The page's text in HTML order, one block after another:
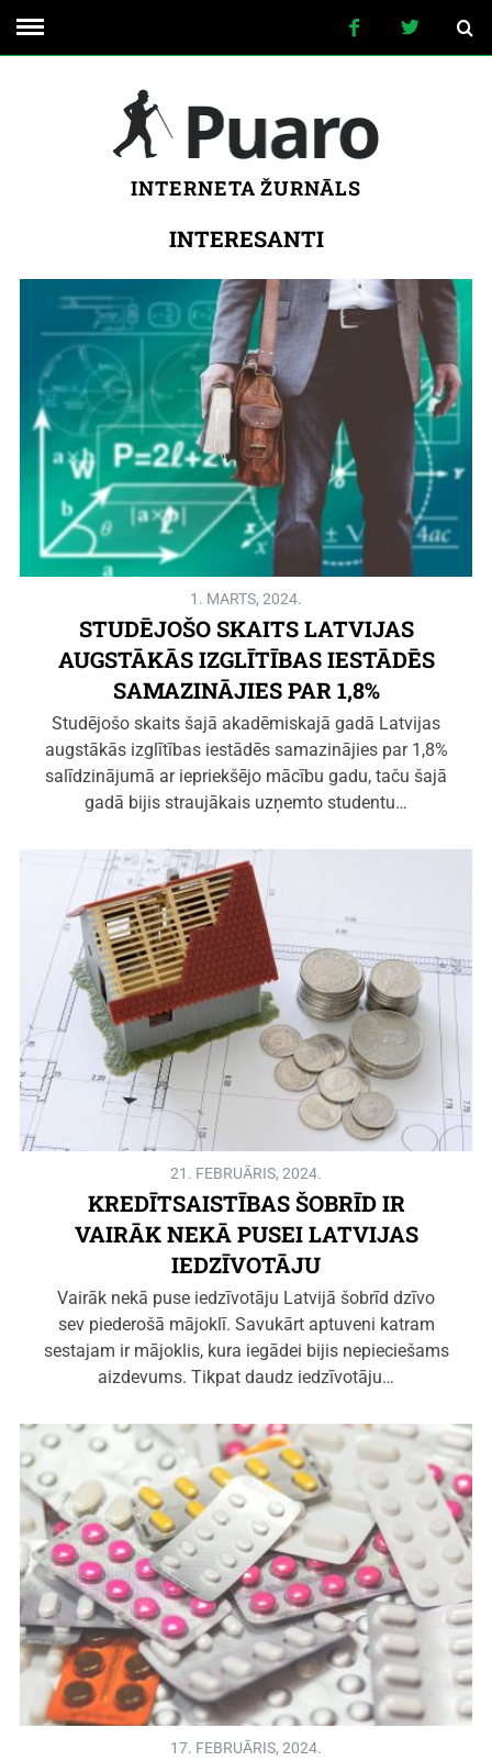
INTERNETA ŽURNĀLS
INTERESANTI
1. MARTS, 2024.
STUDĒJOŠO SKAITS LATVIJAS
AUGSTĀKĀS IZGLĪTĪBAS IESTĀDĒS
SAMAZINĀJIES PAR 1,8%
Studējošo skaits šajā akadēmiskajā gadā Latvijas
augstākās izglītības iestādēs samazinājies par 1,8%
salīdzinājumā ar iepriekšējo mācību gadu, taču šajā
gadā bijis straujākais uzņemto studentu…
21. FEBRUĀRIS, 2024.
KREDĪTSAISTĪBAS ŠOBRĪD IR
VAIRĀK NEKĀ PUSEI LATVIJAS
IEDZĪVOTĀJU
Vairāk nekā puse iedzīvotāju Latvijā šobrīd dzīvo
sev piederošā mājoklī. Savukārt aptuveni katram
sestajam ir mājoklis, kura iegādei bijis nepieciešams
aizdevums. Tikpat daudz iedzīvotāju…
17. FEBRUĀRIS, 2024.